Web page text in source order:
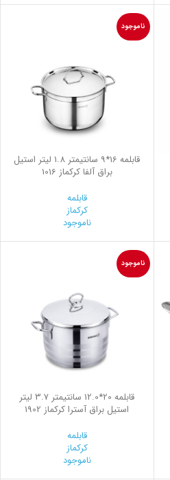
ناموجود
قابلمه 16*9 سانتیمتر 1.8 لیتر استیل
براق آلفا کرکماز 1016
قابلمه
کرکماز
ناموجود
ناموجود
قابلمه 20*12.0 سانتیمتر 3.7 لیتر
استیل براق آسترا کرکماز 1902
قابلمه
کرکماز
ناموجود